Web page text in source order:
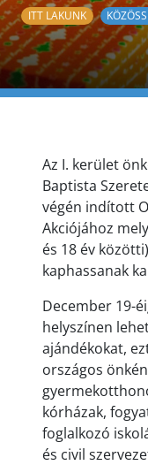
ITT LAKUNK
Az I. kerület
Baptista
végén indított
Akciójához
és 18 év
kaphassanak
December 19-
helyszínen
ajándékokat,
országos
kórházak,
foglalkozó
és civil